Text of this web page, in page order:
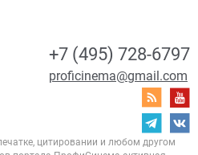
+7 (495) 728-6797
proficinema@gmail.com
цитировании и любом другом